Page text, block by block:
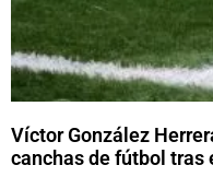
Víctor González
canchas de fútbol tras